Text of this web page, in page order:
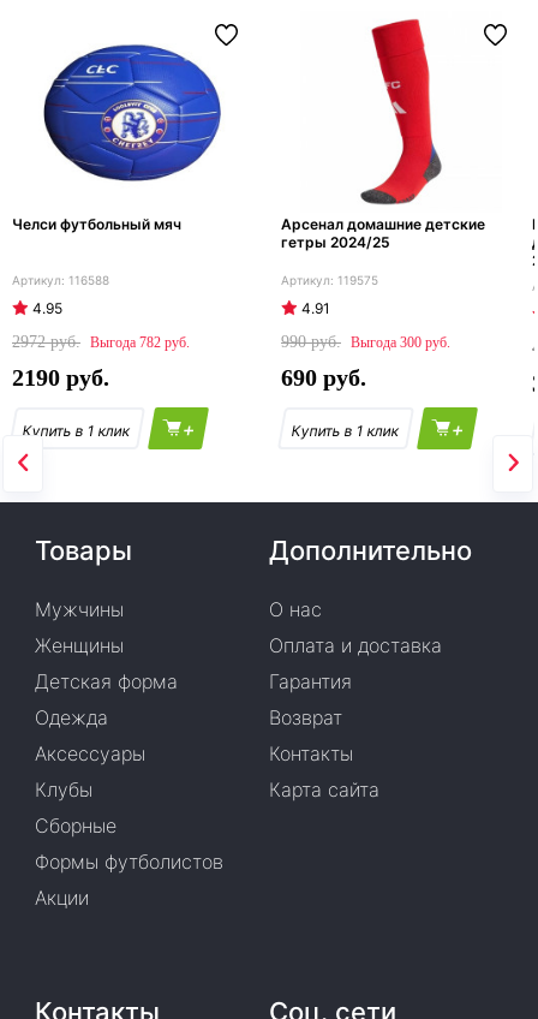
Челси футбольный мяч
116588
4.95
2972
782
2190
+
Арсенал домашние детские
гетры 2024/25
119575
4.91
990
300
690
+
Товары
Мужчины
Женщины
Детская форма
Одежда
Аксессуары
Клубы
Сборные
Формы футболистов
Акции
Дополнительно
О нас
Оплата и доставка
Гарантия
Возврат
Контакты
Карта сайта
Контакты Соц. сети